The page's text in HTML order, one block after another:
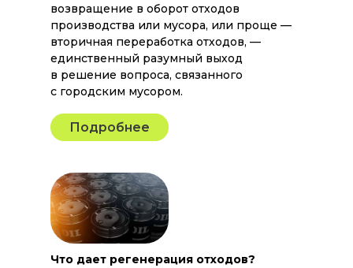
возвращение в оборот отходов
производства или мусора, или проще —
вторичная переработка отходов, —
единственный разумный выход
в решение вопроса, связанного
с городским мусором.
Что дает регенерация отходов?​​
Подробнее